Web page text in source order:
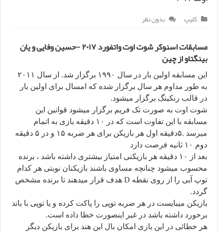
کلیپ بدون نظر
مسابقات اسنوکر شوت اوت واتفورد ۲۰۱۷ -حسین وفایی و یان
بینگتاو از چین
این مسابقه اولین بار در سال ۱۹۹۰ برگزار شد. از سال ۲۰۱۱
به طور مداوم هر سال برگزار شده که امسال برای اولین بار
در قالب رنکینگ برگزار میشود.
شوت اوت به صورت تک فریم برگزار میشود قوانین این
مسابقه با این تفاوت است که در ۱۰ دقیقه بازی به اتمام
میرسد .۵‌دقیقه اول هر بازیکن برای هر ضربه ۱۵ ‌و در ۵ دقیقه
دوم ۱۰ ثانیه فرصت دارد
بعد از ۱۰ دقیقه هر بازیکنی امتیاز بیشتری داشته باشد ، برنده
محسوب میشود چنانچه مساوی باشند بازیکنان نوبتی هر کدام
توپ آبی را از روی نقطه D هدف قرار میدهند تا برنده مشخص
گردد.
بازیکن میبایست در هر ضربه توپی را پاکت کرده و یا توپی با باند
برخورد داشته باشد در غیر اینصورت خطا داده است.
هر خطائی در این بازی امکان بال این هند برای بازیکن دیگر